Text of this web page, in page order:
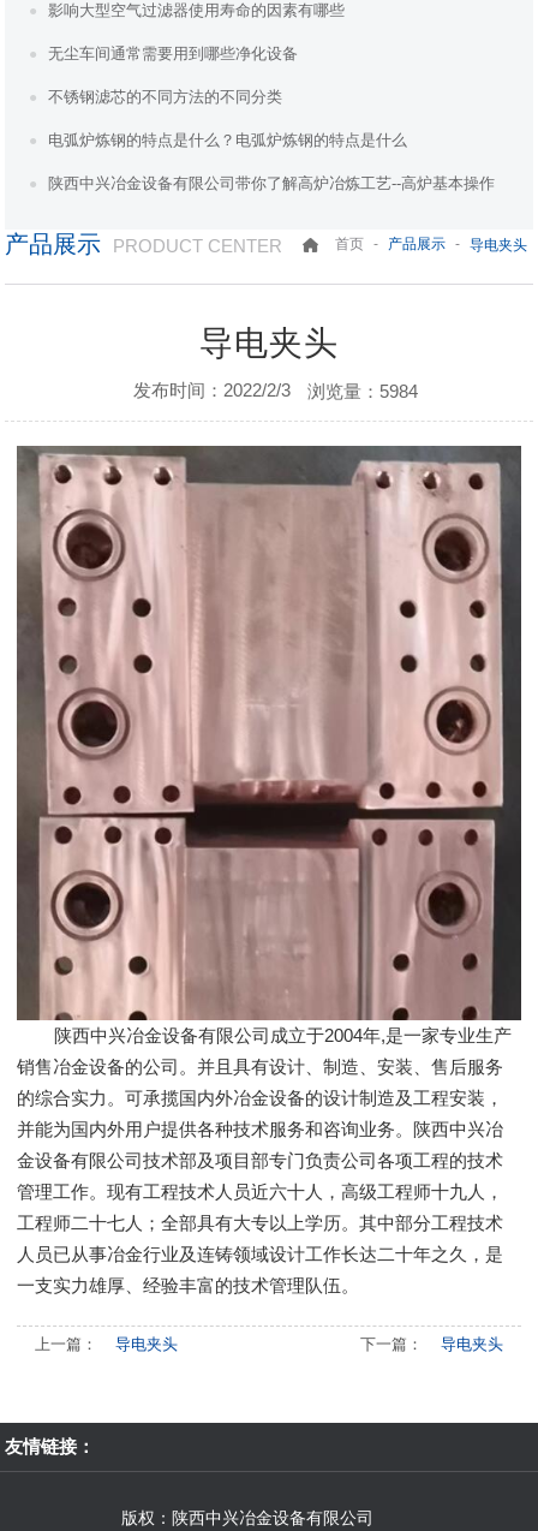
影响大型空气过滤器使用寿命的因素有哪些
无尘车间通常需要用到哪些净化设备
不锈钢滤芯的不同方法的不同分类
电弧炉炼钢的特点是什么？电弧炉炼钢的特点是什么
陕西中兴冶金设备有限公司带你了解高炉冶炼工艺--高炉基本操作
产品展示 PRODUCT CENTER 首页 - 产品展示 - 导电夹头
导电夹头
发布时间：2022/2/3 浏览量：5984
陕西中兴冶金设备有限公司成立于2004年,是一家专业生产
销售冶金设备的公司。并且具有设计、制造、安装、售后服务
的综合实力。可承揽国内外冶金设备的设计制造及工程安装，
并能为国内外用户提供各种技术服务和咨询业务。陕西中兴冶
金设备有限公司技术部及项目部专门负责公司各项工程的技术
管理工作。现有工程技术人员近六十人，高级工程师十九人，
工程师二十七人；全部具有大专以上学历。其中部分工程技术
人员已从事冶金行业及连铸领域设计工作长达二十年之久，是
一支实力雄厚、经验丰富的技术管理队伍。
上一篇： 导电夹头 下一篇： 导电夹头
友情链接：
版权：陕西中兴冶金设备有限公司